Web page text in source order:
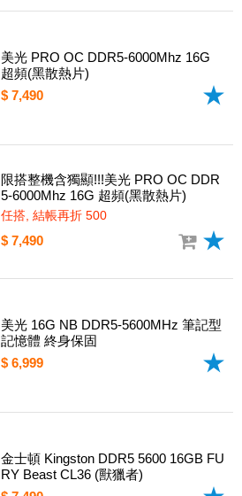
美光 PRO OC DDR5-6000Mhz 16G
超頻(黑散熱片)
$ 7,490
限搭整機含獨顯!!!美光 PRO OC DDR
5-6000Mhz 16G 超頻(黑散熱片)
任搭, 結帳再折 500
$ 7,490
美光 16G NB DDR5-5600MHz 筆記型
記憶體 終身保固
$ 6,999
金士頓 Kingston DDR5 5600 16GB FU
RY Beast CL36 (獸獵者)